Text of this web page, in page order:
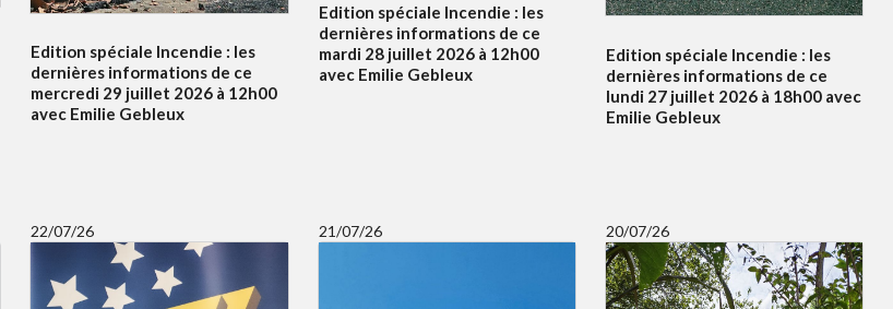
Edition spéciale Incendie : les
dernières informations de ce
mercredi 29 juillet 2026 à 12h00
avec Emilie Gebleux
Edition spéciale Incendie : les
dernières informations de ce
mardi 28 juillet 2026 à 12h00
avec Emilie Gebleux
Edition spéciale Incendie : les
dernières informations de ce
lundi 27 juillet 2026 à 18h00 avec
Emilie Gebleux
22/07/26 21/07/26 20/07/26